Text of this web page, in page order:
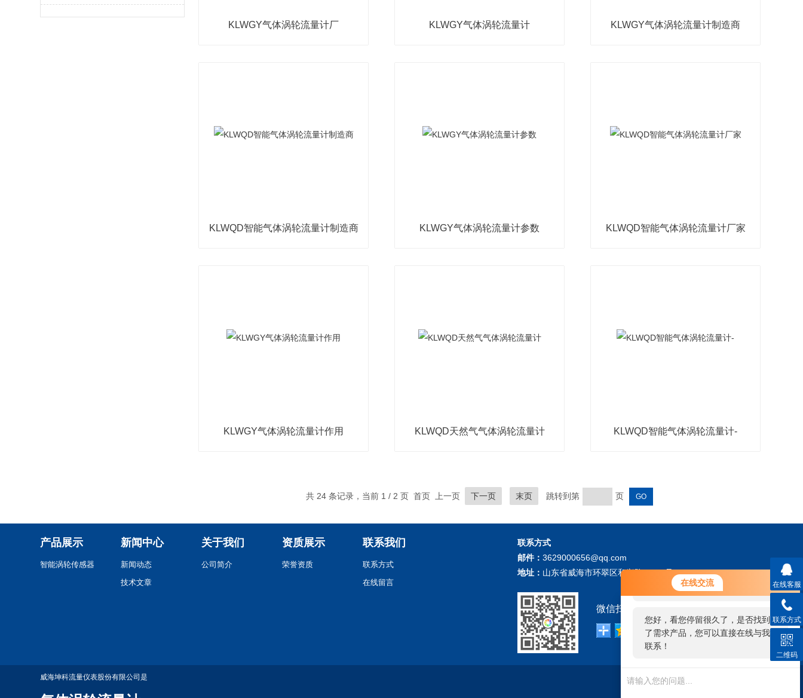
在线交流
您好！欢迎前来咨询，很高兴为您
服务，请问您要咨询什么问题呢？
您好，看您停留很久了，是否找到
了需求产品，您可以直接在线与我
联系！
KLWGY气体涡轮流量计厂 KLWGY气体涡轮流量计 KLWGY气体涡轮流量计制造商
KLWQD智能气体涡轮流量计制造商 KLWGY气体涡轮流量计参数 KLWQD智能气体涡轮流量计厂家
KLWGY气体涡轮流量计作用 KLWQD天然气气体涡轮流量计 KLWQD智能气体涡轮流量计-
共 24 条记录，当前 1 / 2 页 首页 上一页 下一页 末页 跳转到第 页
产品展示
智能涡轮传感器
新闻中心
新闻动态
技术文章
关于我们
公司简介
资质展示
荣誉资质
联系我们
联系方式
在线留言
联系方式
邮件： 3629000656@qq.com
地址： 山东省威海市环翠区和兴路196-1号
微信扫描关注我们：
技术支持：
威海坤科流量仪表股份有限公司是
在线客服
联系方式
二维码